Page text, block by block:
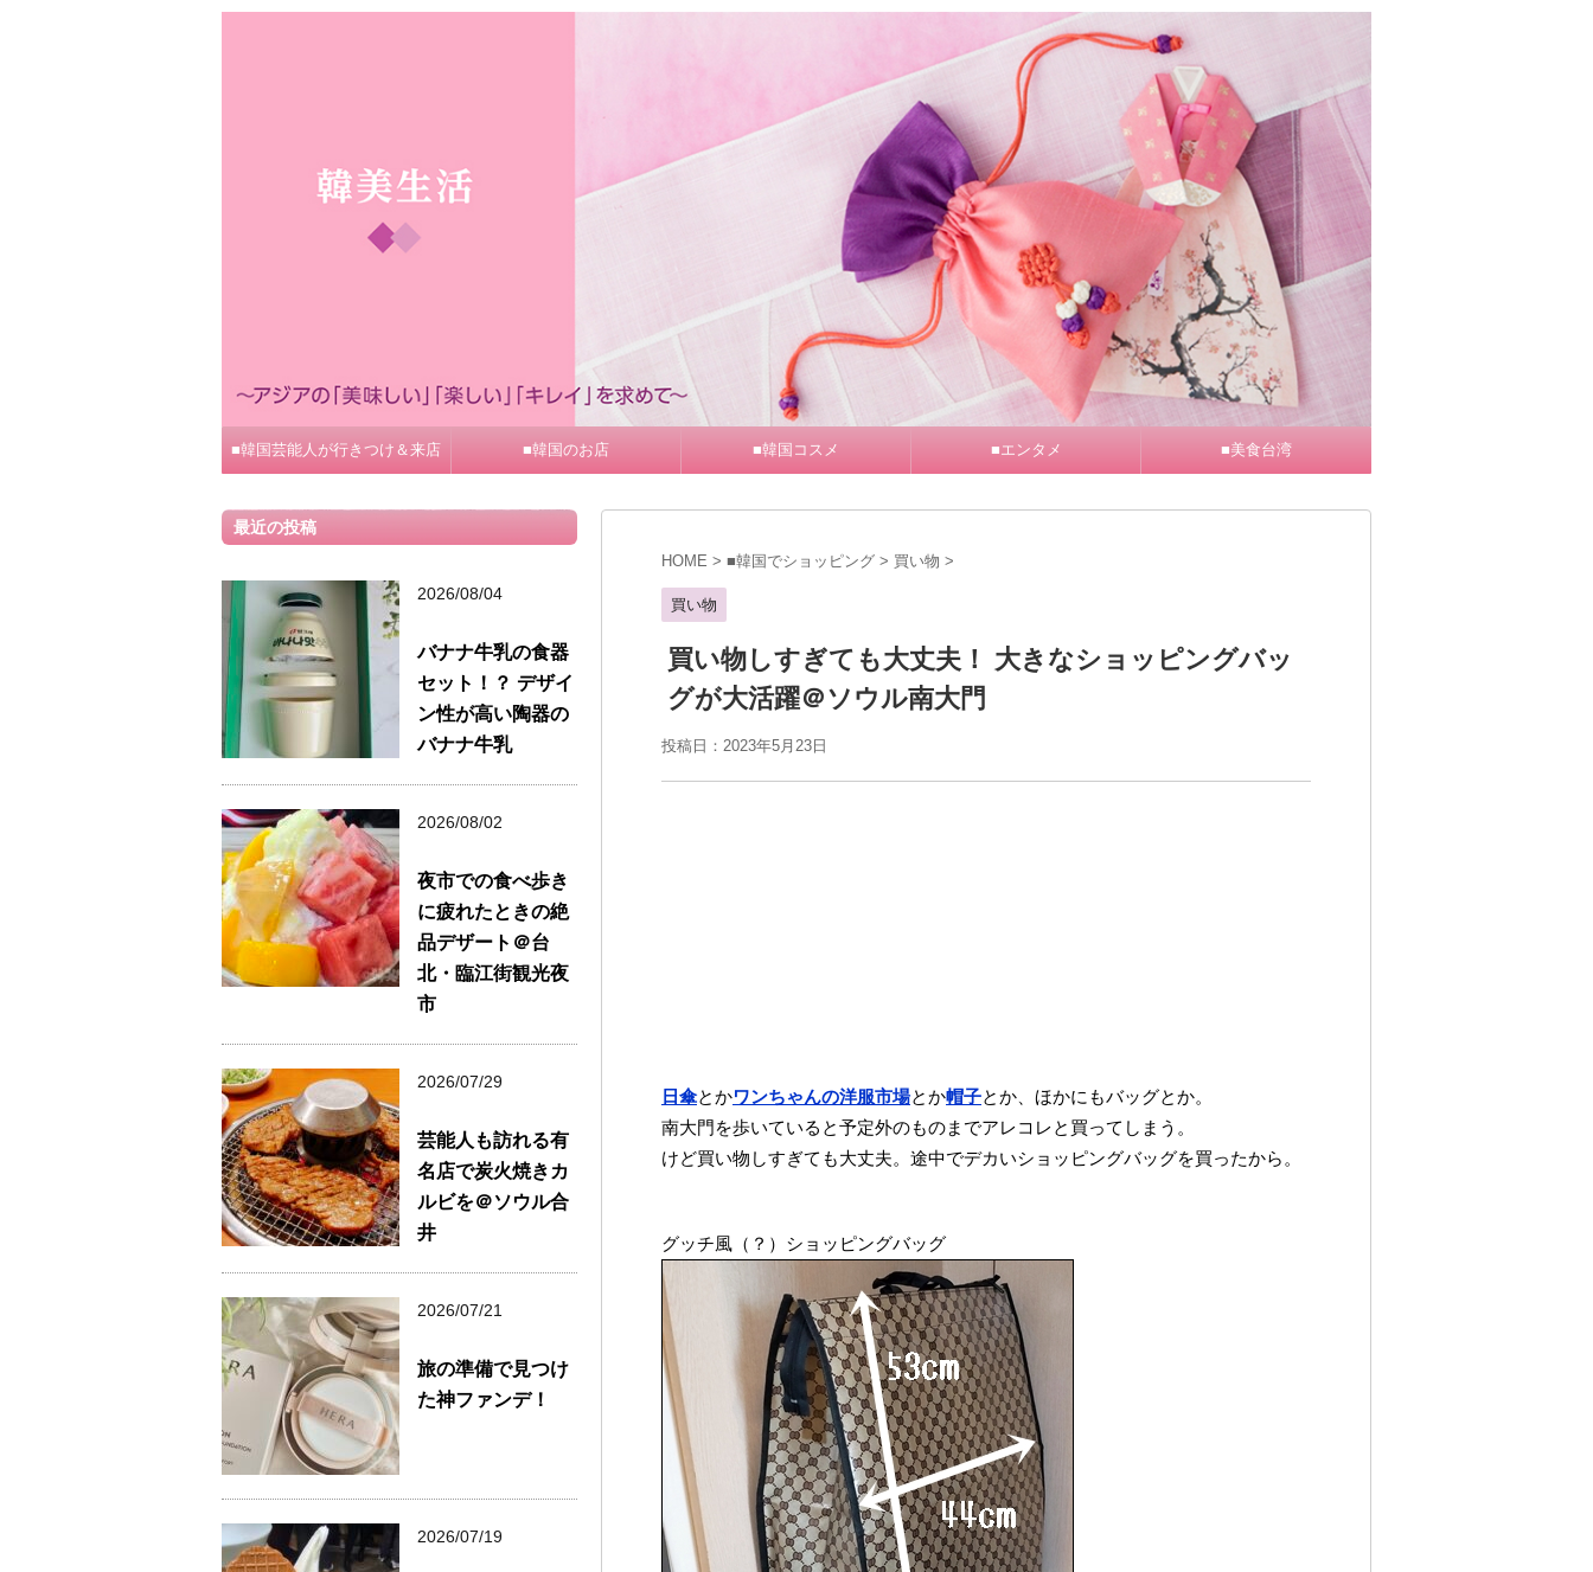
■韓国芸能人が行きつけ＆来店 ■韓国のお店 ■韓国コスメ ■エンタメ ■美食台湾
HOME > ■韓国でショッピング > 買い物 >
買い物
買い物しすぎても大丈夫！ 大きなショッピングバッ
グが大活躍＠ソウル南大門
投稿日：2023年5月23日
日傘とかワンちゃんの洋服市場とか帽子とか、ほかにもバッグとか。
南大門を歩いていると予定外のものまでアレコレと買ってしまう。
けど買い物しすぎても大丈夫。途中でデカいショッピングバッグを買ったから。
グッチ風（？）ショッピングバッグ
最近の投稿
2026/08/04
バナナ牛乳の食器
セット！？ デザイ
ン性が高い陶器の
バナナ牛乳
2026/08/02
夜市での食べ歩き
に疲れたときの絶
品デザート＠台
北・臨江街観光夜
市
2026/07/29
芸能人も訪れる有
名店で炭火焼きカ
ルビを＠ソウル合
井
2026/07/21
旅の準備で見つけ
た神ファンデ！
2026/07/19